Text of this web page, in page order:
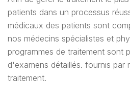
patients dans un processus
médicaux des patients sont
nos médecins spécialistes et
programmes de traitement sont
d'examens détaillés. fournis par
traitement.